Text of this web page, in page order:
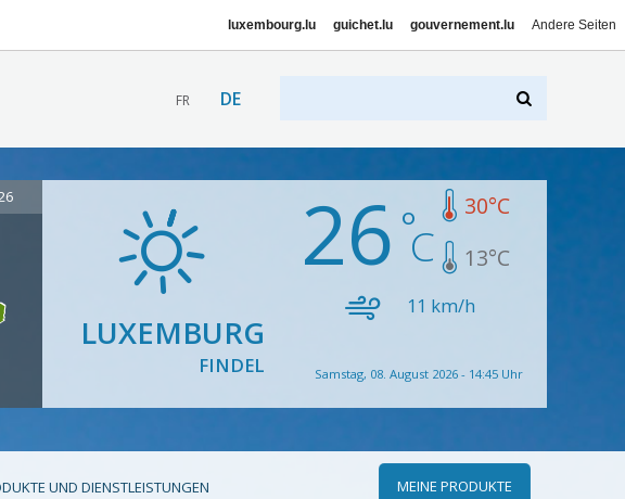
luxembourg.lu guichet.lu gouvernement.lu Andere Seiten
FR DE
LUXEMBURG
FINDEL
26 30°C
13°C
11 km/h
Samstag, 08. August 2026 - 14:45 Uhr
UND DIENSTLEISTUNGEN MEINE PRODUKTE